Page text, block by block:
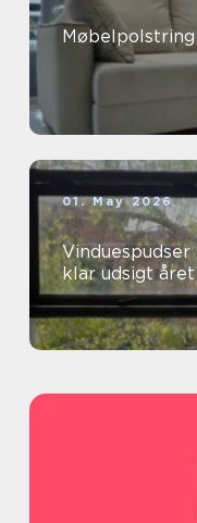
01. May 2026
klar udsigt